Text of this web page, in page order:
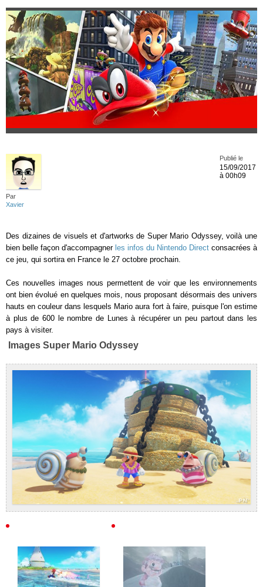
Par
Xavier
Publié le
15/09/2017
à 00h09
Des dizaines de visuels et d'artworks de Super Mario Odyssey, voilà une
bien belle façon d'accompagner les infos du Nintendo Direct consacrées à
ce jeu, qui sortira en France le 27 octobre prochain.
Ces nouvelles images nous permettent de voir que les environnements
ont bien évolué en quelques mois, nous proposant désormais des univers
hauts en couleur dans lesquels Mario aura fort à faire, puisque l'on estime
à plus de 600 le nombre de Lunes à récupérer un peu partout dans les
pays à visiter.
Images Super Mario Odyssey